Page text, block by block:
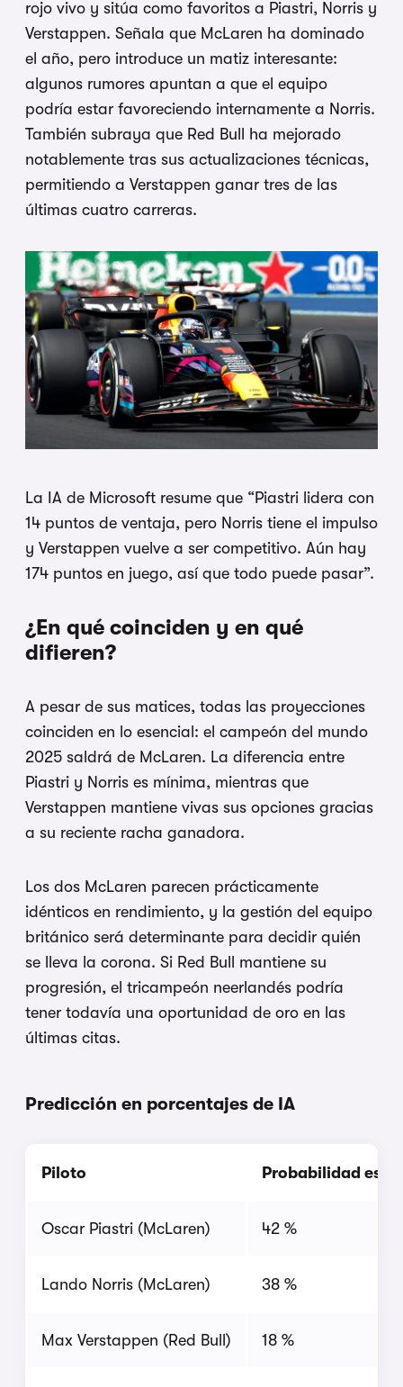
rojo vivo y sitúa como favoritos a Piastri, Norris y
Verstappen. Señala que McLaren ha dominado
el año, pero introduce un matiz interesante:
algunos rumores apuntan a que el equipo
podría estar favoreciendo internamente a Norris.
También subraya que Red Bull ha mejorado
notablemente tras sus actualizaciones técnicas,
permitiendo a Verstappen ganar tres de las
últimas cuatro carreras.
La IA de Microsoft resume que “Piastri lidera con
14 puntos de ventaja, pero Norris tiene el impulso
y Verstappen vuelve a ser competitivo. Aún hay
174 puntos en juego, así que todo puede pasar”.
¿En qué coinciden y en qué
difieren?
A pesar de sus matices, todas las proyecciones
coinciden en lo esencial: el campeón del mundo
2025 saldrá de McLaren. La diferencia entre
Piastri y Norris es mínima, mientras que
Verstappen mantiene vivas sus opciones gracias
a su reciente racha ganadora.
Los dos McLaren parecen prácticamente
idénticos en rendimiento, y la gestión del equipo
británico será determinante para decidir quién
se lleva la corona. Si Red Bull mantiene su
progresión, el tricampeón neerlandés podría
tener todavía una oportunidad de oro en las
últimas citas.
Predicción en porcentajes de IA
Piloto Probabilidad
Oscar Piastri (McLaren) 42 %
Lando Norris (McLaren) 38 %
Max Verstappen (Red Bull) 18 %